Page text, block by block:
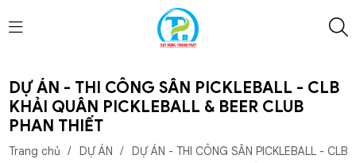
DỰ ÁN - THI CÔNG SÂN PICKLEBALL - CLB
KHẢI QUÂN PICKLEBALL & BEER CLUB
PHAN THIẾT
Trang chủ / DỰ ÁN /
DỰ ÁN - THI CÔNG SÂN PICKLEBALL - CLB